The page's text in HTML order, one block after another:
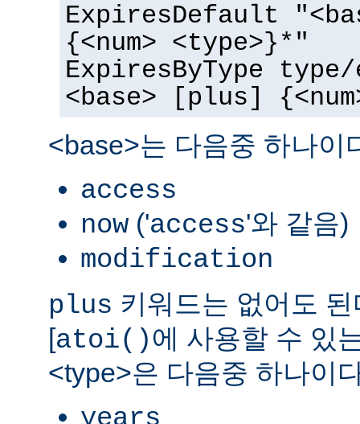
ExpiresDefault
{<num> <type>}*"
ExpiresByType
<base> [plus]
<base>는 다음중 하나이
access
now ('access'와 같음)
modification
plus 키워드는 없어도
[atoi()에 사용할 수 있
<type>은 다음중 하나이